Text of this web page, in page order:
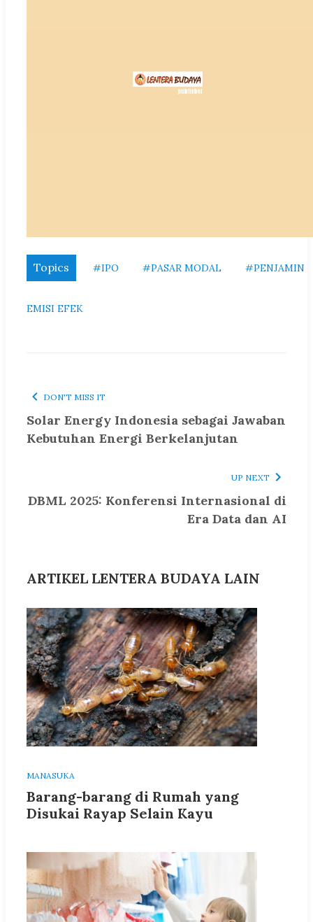
Topics #IPO #PASAR MODAL #PENJAMIN
EMISI EFEK
DON'T MISS IT
Solar Energy Indonesia sebagai Jawaban
Kebutuhan Energi Berkelanjutan
UP NEXT
DBML 2025: Konferensi Internasional di
Era Data dan AI
ARTIKEL LENTERA BUDAYA LAIN
MANASUKA
Barang-barang di Rumah yang
Disukai Rayap Selain Kayu